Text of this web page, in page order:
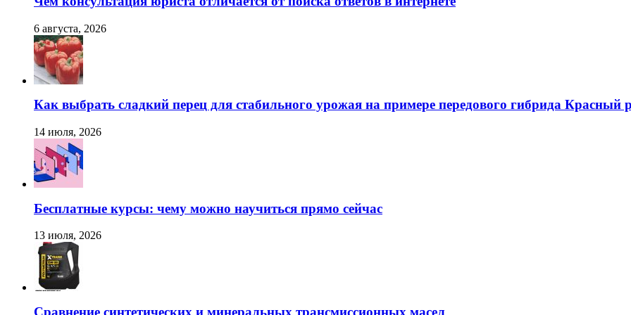
6 августа, 2026
Как выбрать сладкий перец для стабильного урожая на примере передового гибрида Красный
14 июля, 2026
Бесплатные курсы: чему можно научиться прямо сейчас
13 июля, 2026
Сравнение синтетических и минеральных трансмиссионных масел